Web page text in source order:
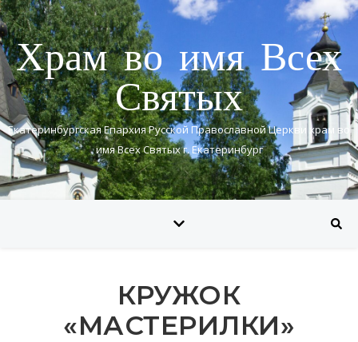
Храм во имя Всех
Святых
Екатеринбургская Епархия Русской Православной Церкви храм во
имя Всех Святых г. Екатеринбург
КРУЖОК
«МАСТЕРИЛКИ»